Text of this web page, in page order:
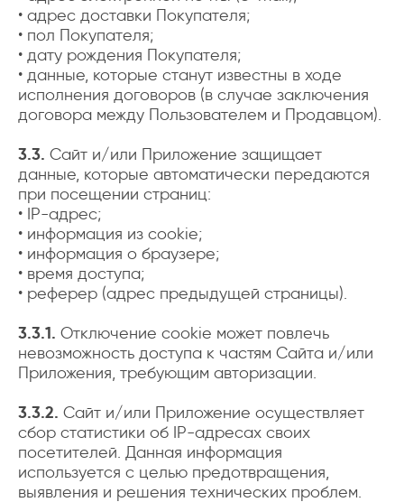
• адрес доставки Покупателя;
• пол Покупателя;
• дату рождения Покупателя;
• данные, которые станут известны в ходе
исполнения договоров (в случае заключения
договора между Пользователем и Продавцом).
3.3. Сайт и/или Приложение защищает
данные, которые автоматически передаются
при посещении страниц:
• IP-адрес;
• информация из cookie;
• информация о браузере;
• время доступа;
• реферер (адрес предыдущей страницы).
3.3.1. Отключение cookie может повлечь
невозможность доступа к частям Сайта и/или
Приложения, требующим авторизации.
3.3.2. Сайт и/или Приложение осуществляет
сбор статистики об IP-адресах своих
посетителей. Данная информация
используется с целью предотвращения,
выявления и решения технических проблем.